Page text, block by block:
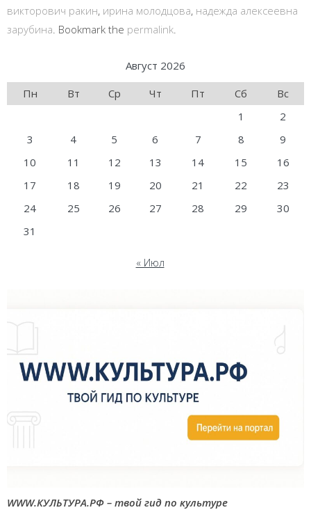
викторович ракин, ирина молодцова, надежда алексеевна
зарубина. Bookmark the permalink.
Август 2026
Пн
Вт Ср Чт Пт Сб
Вс
1
2
3
4 5 6 7 8
9
10
11 12 13 14 15
16
17
18 19 20 21 22
23
24
25 26 27 28 29
30
31
« Июл
WWW.КУЛЬТУРА.РФ – твой гид по культуре